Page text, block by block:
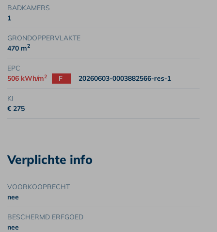
BADKAMERS
1
GRONDOPPERVLAKTE
470 m2
EPC
506 kWh/m2 F 20260603-0003882566-res-1
KI
€ 275
Verplichte info
VOORKOOPRECHT
nee
BESCHERMD ERFGOED
nee